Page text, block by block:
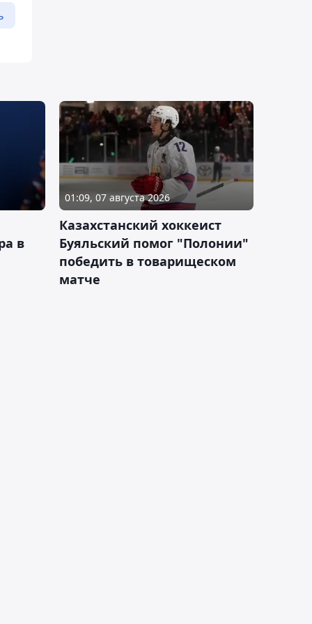
в
01:09, 07 августа 2026
Казахстанский хоккеист
Буяльский помог "Полонии"
победить в товарищеском
матче